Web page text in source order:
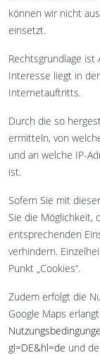
können wir nicht
einsetzt.
Rechtsgrundlage ist
Interesse liegt in
Internetauftritts.
Durch die so
ermitteln, von
und an welche IP-
ist.
Sofern Sie mit
Sie die Möglichkeit,
entsprechenden
verhindern.
Punkt „Cookies“.
Zudem erfolgt die
Google Maps
gl=DE&hl=de und